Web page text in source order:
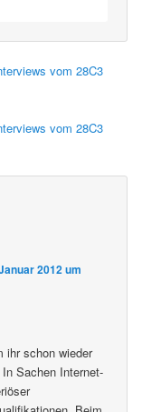
vom 28C3
vom 28C3
2012 um
ihr schon wieder
Sachen Internet-